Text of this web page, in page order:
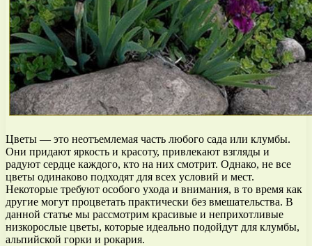
Цветы — это неотъемлемая часть любого сада или клумбы.
Они придают яркость и красоту, привлекают взгляды и
радуют сердце каждого, кто на них смотрит. Однако, не все
цветы одинаково подходят для всех условий и мест.
Некоторые требуют особого ухода и внимания, в то время как
другие могут процветать практически без вмешательства. В
данной статье мы рассмотрим красивые и неприхотливые
низкорослые цветы, которые идеально подойдут для клумбы,
альпийской горки и рокария.